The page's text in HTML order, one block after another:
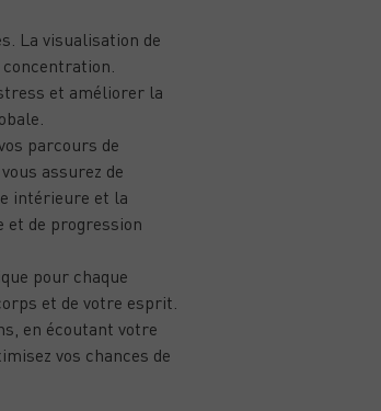
La visualisation de
et améliorer la
parcours de
assurez de
intérieure et la
et de progression
pour chaque
et de votre esprit.
en écoutant votre
vos chances de